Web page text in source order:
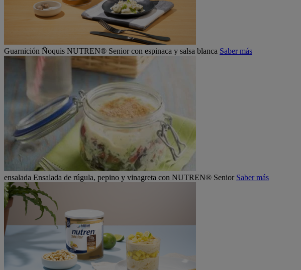
Guarnición Ñoquis NUTREN® Senior con espinaca y salsa blanca Saber más
ensalada Ensalada de rúgula, pepino y vinagreta con NUTREN® Senior Saber más